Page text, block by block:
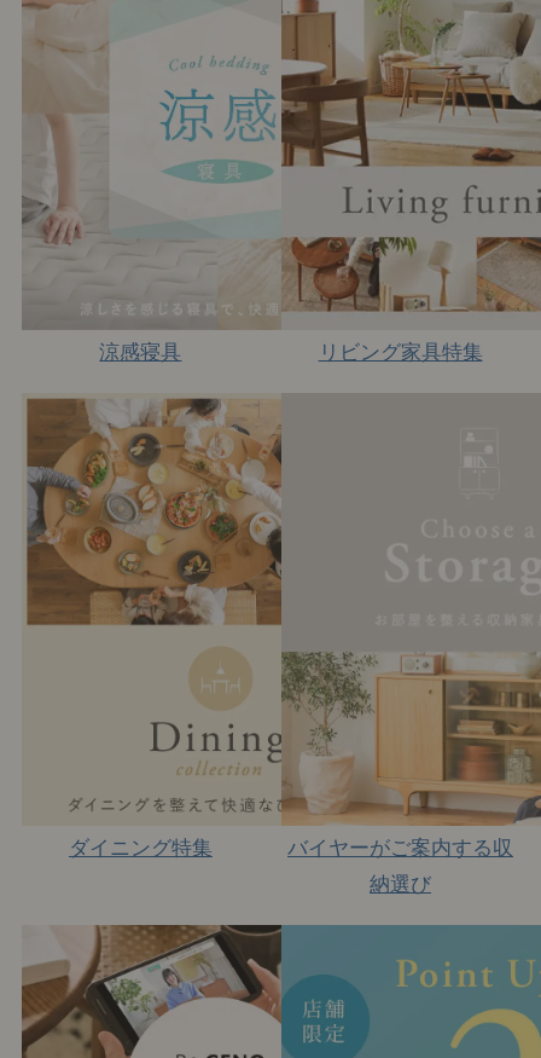
涼感寝具 リビング家具特集
ダイニング特集
バイヤーがご案内する収
納選び